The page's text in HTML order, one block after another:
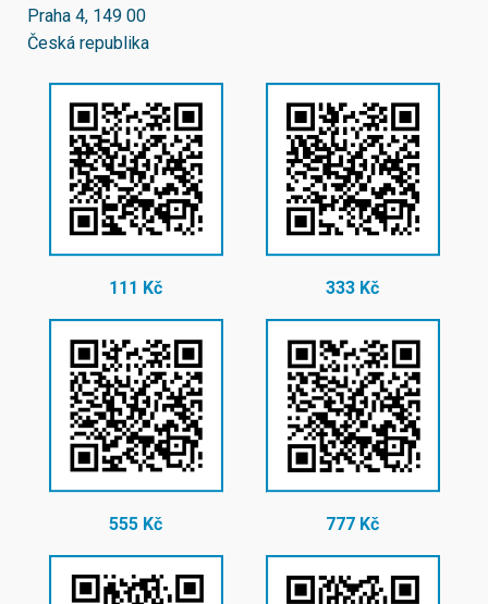
Praha 4, 149 00
Česká republika
111 Kč 333 Kč
555 Kč 777 Kč